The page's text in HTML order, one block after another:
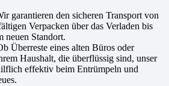
garantieren den sicheren Transport von
Verpacken über das Verladen bis
neuen Standort.
Überreste eines alten Büros oder
Haushalt, die überflüssig sind, unser
effektiv beim Entrümpeln und